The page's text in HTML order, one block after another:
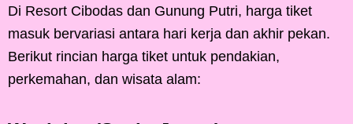
Di Resort Cibodas dan Gunung Putri, harga tiket
masuk bervariasi antara hari kerja dan akhir pekan.
Berikut rincian harga tiket untuk pendakian,
perkemahan, dan wisata alam: